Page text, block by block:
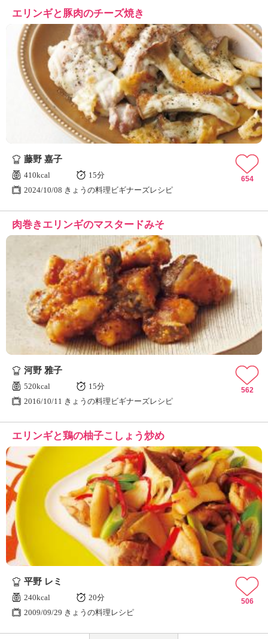
エリンギと豚肉のチーズ焼き
藤野 嘉子
410kcal
15分
2024/10/08 きょうの料理ビギナーズレシピ
654
肉巻きエリンギのマスタードみそ
河野 雅子
520kcal
15分
2016/10/11 きょうの料理ビギナーズレシピ
562
エリンギと鶏の柚子こしょう炒め
平野 レミ
240kcal
20分
2009/09/29 きょうの料理レシピ
506